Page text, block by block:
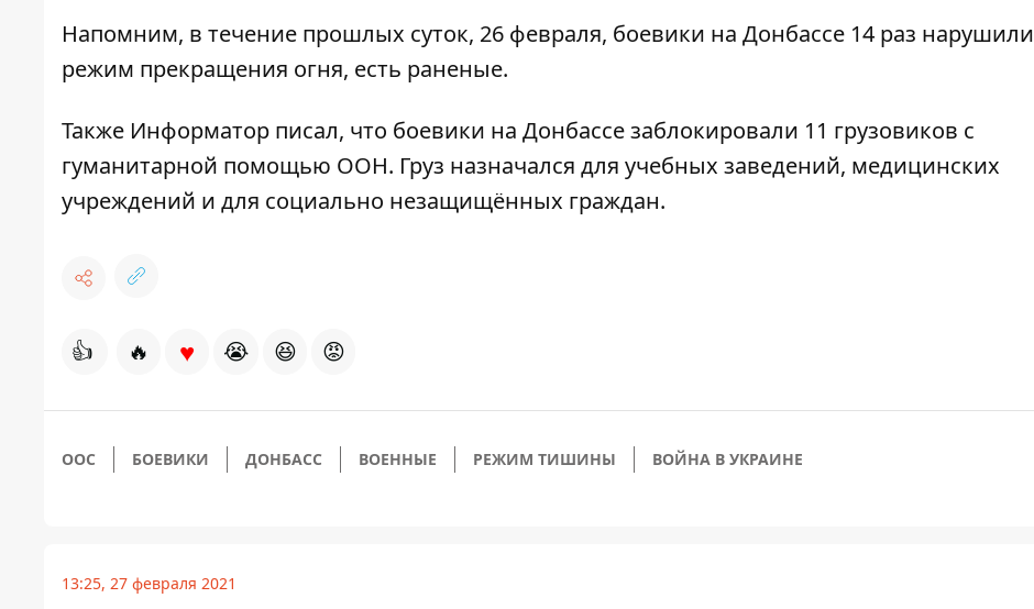
Напомним, в течение прошлых суток, 26 февраля, боевики на Донбассе 14 раз нарушили
режим прекращения огня, есть раненые.
Также Информатор писал, что боевики на Донбассезаблокировали 11 грузовиков с
гуманитарной помощью ООН. Груз назначался для учебных заведений, медицинских
учреждений и для социально незащищённых граждан.
👍 🔥 ♥ 😭 😆 😡
ООС БОЕВИКИ ДОНБАСС ВОЕННЫЕ РЕЖИМ ТИШИНЫ ВОЙНА В УКРАИНЕ
13:25, 27 февраля 2021